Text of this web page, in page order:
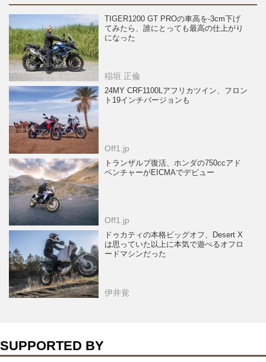
TIGER1200 GT PROの車高を-3cm下げ
てみたら、誰にとっても最高の仕上がり
になった
稲垣 正倫
24MY CRF1100Lアフリカツイン、フロン
ト19インチバージョンも
Off1.jp
トランザルプ復活、ホンダの750ccアド
ベンチャーがEICMAでデビュー
Off1.jp
ドゥカティの本格ビッグオフ、Desert X
は思っていた以上に本気で遊べるオフロ
ードマシンだった
伊井覚
SUPPORTED BY